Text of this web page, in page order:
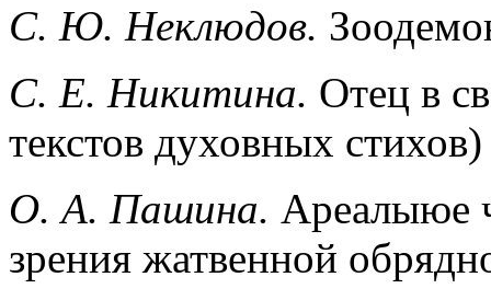
С. Ю. Неклюдов.
С. Е. Никитина. Отец в
текстов духовных стихов)
О. А. Пашина. Ареалыюе
зрения жатвенной